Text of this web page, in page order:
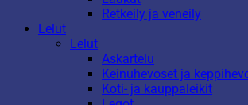
Retkeily ja veneily
Lelut
Lelut
Askartelu
Keinuhevoset ja
Koti- ja kauppaleikit